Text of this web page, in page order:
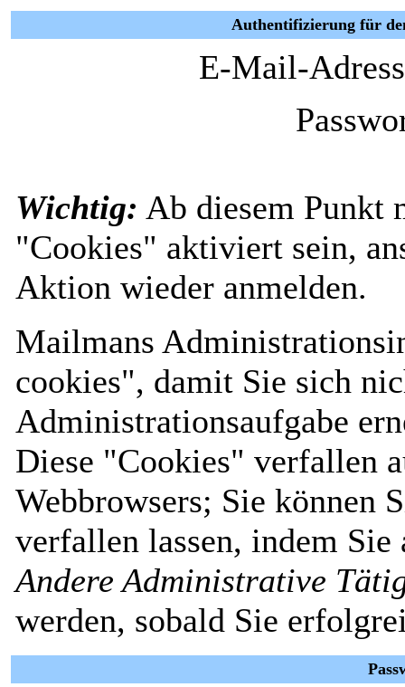
Authentifizierung für
E-Mail-
Wichtig: Ab diesem Punkt
"Cookies" aktiviert sein,
Aktion wieder anmelden.
Mailmans
cookies", damit Sie sich
Administrationsaufgabe
Diese "Cookies" verfallen
Webbrowsers; Sie können
verfallen lassen, indem
Andere Administrative
werden, sobald Sie